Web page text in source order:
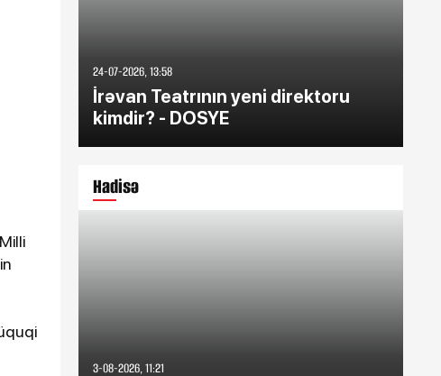
24-07-2026, 13:58
İrəvan Teatrının yeni direktoru
kimdir? - DOSYE
Hadisə
3-08-2026, 11:21